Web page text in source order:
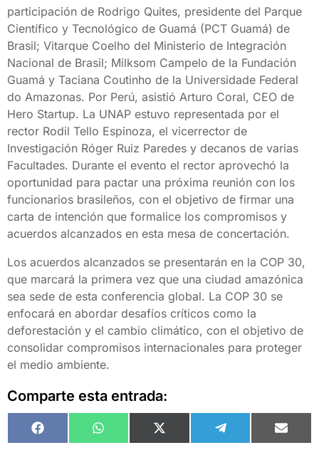
participación de Rodrigo Quites, presidente del Parque
Científico y Tecnológico de Guamá (PCT Guamá) de
Brasil; Vitarque Coelho del Ministerio de Integración
Nacional de Brasil; Milksom Campelo de la Fundación
Guamá y Taciana Coutinho de la Universidade Federal
do Amazonas. Por Perú, asistió Arturo Coral, CEO de
Hero Startup. La UNAP estuvo representada por el
rector Rodil Tello Espinoza, el vicerrector de
Investigación Róger Ruiz Paredes y decanos de varias
Facultades. Durante el evento el rector aprovechó la
oportunidad para pactar una próxima reunión con los
funcionarios brasileños, con el objetivo de firmar una
carta de intención que formalice los compromisos y
acuerdos alcanzados en esta mesa de concertación.
Los acuerdos alcanzados se presentarán en la COP 30,
que marcará la primera vez que una ciudad amazónica
sea sede de esta conferencia global. La COP 30 se
enfocará en abordar desafíos críticos como la
deforestación y el cambio climático, con el objetivo de
consolidar compromisos internacionales para proteger
el medio ambiente.
Comparte esta entrada:
Facebook WhatsApp X
(Twitter)
Telegram Email